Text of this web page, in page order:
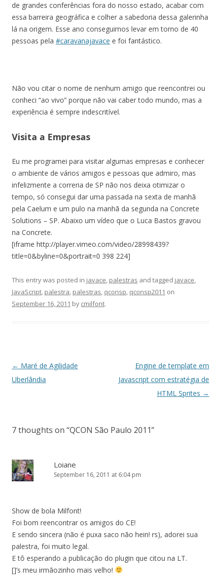
de grandes conferências fora do nosso estado, acabar com
essa barreira geográfica e colher a sabedoria dessa galerinha
lá na origem. Esse ano conseguimos levar em torno de 40
pessoas pela #caravanajavace e foi fantástico.
Não vou citar o nome de nenhum amigo que reencontrei ou
conheci “ao vivo” porque não vai caber todo mundo, mas a
experiência é sempre indescritível.
Visita a Empresas
Eu me programei para visitar algumas empresas e conhecer
o ambiente de vários amigos e pessoas que admiro, mas
infelizmente a correria de SP não nos deixa otimizar o
tempo, só consegui dar uma passada na sexta de manhã
pela Caelum e um pulo na manhã da segunda na Concrete
Solutions – SP. Abaixo um vídeo que o Luca Bastos gravou
na Concrete.
[iframe http://player.vimeo.com/video/28998439?
title=0&byline=0&portrait=0 398 224]
This entry was posted in javace, palestras and tagged javace,
JavaScript, palestra, palestras, qconsp, qconsp2011 on
September 16, 2011 by cmilfont.
Post
navigation
← Maré de Agilidade
Uberlândia
Engine de template em
Javascript com estratégia de
HTML Sprites →
7 thoughts on “QCON São Paulo 2011”
Loiane
September 16, 2011 at 6:04 pm
Show de bola Milfont!
Foi bom reencontrar os amigos do CE!
E sendo sincera (não é puxa saco não hein! rs), adorei sua
palestra, foi muito legal.
E tô esperando a publicação do plugin que citou na LT.
[]’s meu irmãozinho mais velho!